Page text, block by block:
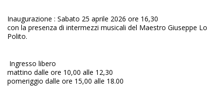
Inaugurazione : Sabato 25 aprile 2026 ore 16,30
con la presenza di intermezzi musicali del Maestro Giuseppe Lo
Polito.
Ingresso libero
mattino dalle ore 10,00 alle 12,30
pomeriggio dalle ore 15,00 alle 18.00